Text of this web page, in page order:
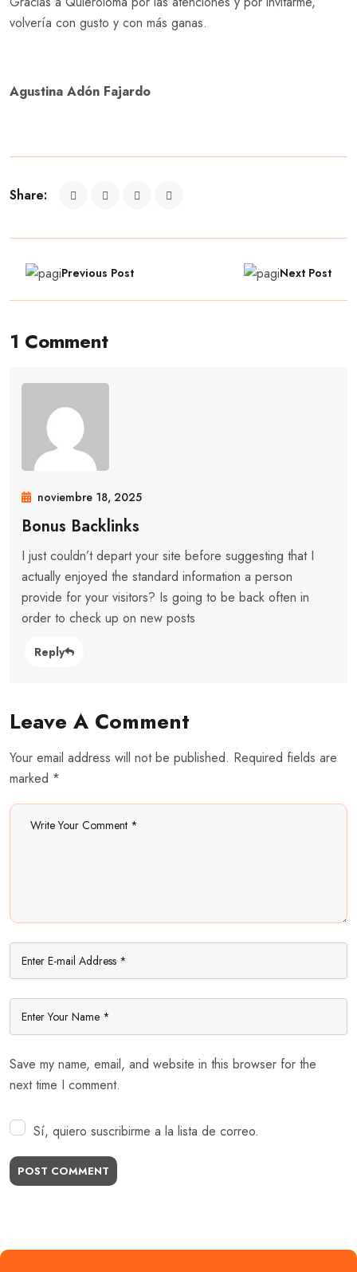
volvería con gusto y con más ganas.
Agustina Adón Fajardo
Share:
Previous Post Next Post
1 Comment
noviembre 18, 2025
Bonus Backlinks
I just couldn’t depart your site before suggesting that I
actually enjoyed the standard information a person
provide for your visitors? Is going to be back often in
order to check up on new posts
Reply
Leave A Comment
Your email address will not be published. Required fields are
marked *
Save my name, email, and website in this browser for the
next time I comment.
Sí, quiero suscribirme a la lista de correo.
POST COMMENT